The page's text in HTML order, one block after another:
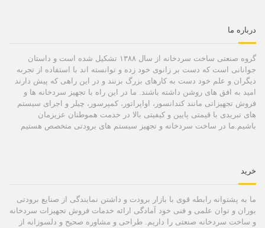
درباره ما
گروه صنعتی ساخت سردخانه از سال ۱۳۸۸ تشکیل شده است و داستان
جوانانی است که دست بر زانوی خود زده و توانسته اند با استفاده از تجربه
دیگران و علم خود دست به کارهای بزرگ بزنند و در این راهی که پیش دارند
امید به افق های روشن داشته باشند. ما در این راه با تجهیز سردخانه ها و
فروش تجهیزاتی مانند کندانسور، اواپراتور، کمپرسور، چیلر و اجرای سیستم
های تبریدی با قیمتی پایین و کیفیتی بالا در خدمت هموطنان عزیزمان
باشیم.ما در ساخت سردخانه و تجهیز سیستم های برودتی متخصص هستیم
خرید
ما به پشتوانه رابطه قوی با بازار برودت و داشتن نمایندگی از صنایع برودتی
بوران و توان علمی و فنی خود آمادگی ارائه خدمات فروش تجهیزات سردخانه
و ساخت سردخانه صنعتی را داریم. طراحی و مشاوره صحیح و دلسوزانه از